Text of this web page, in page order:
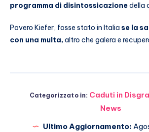
programma di disintossicazionedella
Povero Kiefer, fosse stato in Italia se la
con una multa,altro che galera e
Categorizzato in: Caduti in
News
Ultimo Aggiornamento: